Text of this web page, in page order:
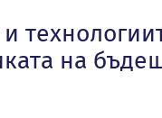
на